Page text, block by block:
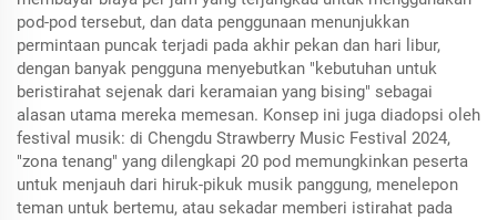
pod-pod tersebut, dan data penggunaan menunjukkan
permintaan puncak terjadi pada akhir pekan dan hari libur,
dengan banyak pengguna menyebutkan "kebutuhan untuk
beristirahat sejenak dari keramaian yang bising" sebagai
alasan utama mereka memesan. Konsep ini juga diadopsi oleh
festival musik: di Chengdu Strawberry Music Festival 2024,
"zona tenang" yang dilengkapi 20 pod memungkinkan peserta
untuk menjauh dari hiruk-pikuk musik panggung, menelepon
teman untuk bertemu, atau sekadar memberi istirahat pada